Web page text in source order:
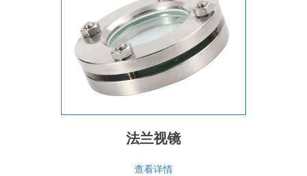
法兰视镜
查看详情